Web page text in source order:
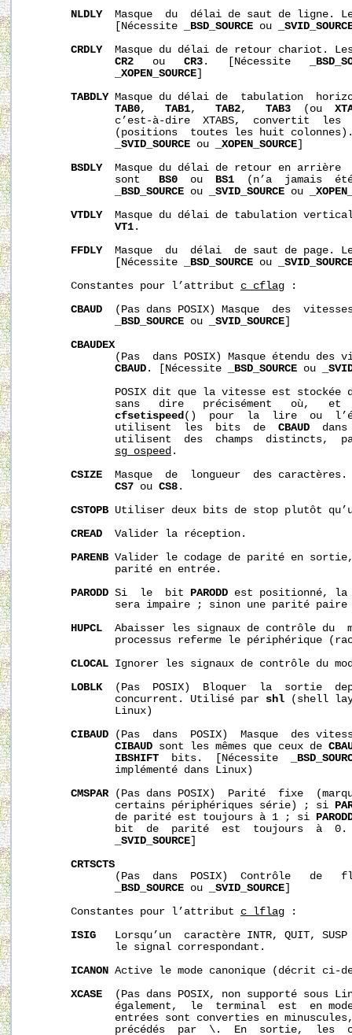
NLDLY
Masque  du  délai de saut de ligne.
              [Nécessite
_BSD_SOURCE ou
CRDLY
Masque du délai de retour chariot.
CR2
   ou
CR3 .   [Nécessite
_XOPEN_SOURCE
TABDLY Masque du délai de  tabulation
TAB0, TAB1, TAB2, TAB3
  (ou
c’est-à-dire  XTABS,  convertit  les
(positions  toutes les huit
_SVID_SOURCE ou _XOPEN_SOURCE
BSDLY
Masque du délai de retour en arrière
              sont
BS0
  ou
BS1
(n’a  jamais
_BSD_SOURCE ou _SVID_SOURCE ou
VTDLY
Masque du délai de tabulation
VT1 .
FFDLY
Masque  du  délai  de saut de page.
              [Nécessite
_BSD_SOURCE ou
       Constantes pour l’attribut
c_cflag :
CBAUD
(Pas dans POSIX) Masque  des
_BSD_SOURCE ou _SVID_SOURCE
CBAUDEX
(Pas  dans POSIX) Masque étendu des
CBAUD . [Nécessite _BSD_SOURCE ou
POSIX dit que la vitesse est
sans   dire   précisément   où,
cfsetispeed()  pour  la  lire  ou
              utilisent  les  bits  de
CBAUD
utilisent  des  champs  distincts,
sg_ospeed .
CSIZE
Masque  de  longueur  des
CS7 ou CS8 .
CSTOPB Utiliser deux bits de stop plutôt
CREAD
  Valider la réception.
PARENB Valider le codage de parité en
              parité en entrée.
PARODD Si  le  bit PARODD est positionné,
sera impaire ; sinon une parité paire
HUPCL
Abaisser les signaux de contrôle du
processus referme le périphérique
CLOCAL Ignorer les signaux de contrôle du
LOBLK
(Pas  POSIX)  Bloquer  la  sortie
              concurrent. Utilisé par
shl (shell
              Linux)
CIBAUD (Pas  dans  POSIX)  Masque  des
CIBAUD sont les mêmes que ceux de
IBSHIFT
  bits.  [Nécessite
              implémenté dans Linux)
CMSPAR (Pas dans POSIX)  Parité  fixe
              certains périphériques série) ; si
              de parité est toujours à 1 ; si
bit  de  parité  est  toujours  à
_SVID_SOURCE
CRTSCTS
(Pas  dans  POSIX)  Contrôle   de
_BSD_SOURCE ou _SVID_SOURCE
       Constantes pour l’attribut
c_lflag :
ISIG
Lorsqu’un  caractère INTR, QUIT,
              le signal correspondant.
ICANON Active le mode canonique (décrit ci-
XCASE
(Pas dans POSIX, non supporté sous
également,  le  terminal  est  en
entrées sont converties en
précédés  par  \.  En  sortie,  les